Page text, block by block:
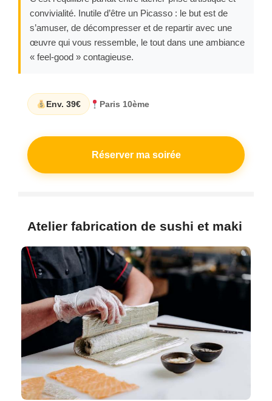
convivialité. Inutile d’être un Picasso : le but est de
s’amuser, de décompresser et de repartir avec une
œuvre qui vous ressemble, le tout dans une ambiance
« feel-good » contagieuse.
Env. 39€ Paris 10ème
Réserver ma soirée
Atelier fabrication de sushi et maki